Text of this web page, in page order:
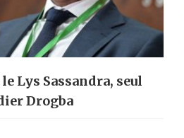
Lys Sassandra, seul
Drogba